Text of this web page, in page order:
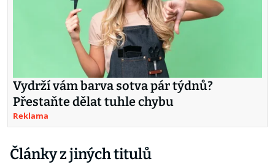
Vydrží vám barva sotva pár týdnů?
Přestaňte dělat tuhle chybu
Reklama
Články z jiných titulů